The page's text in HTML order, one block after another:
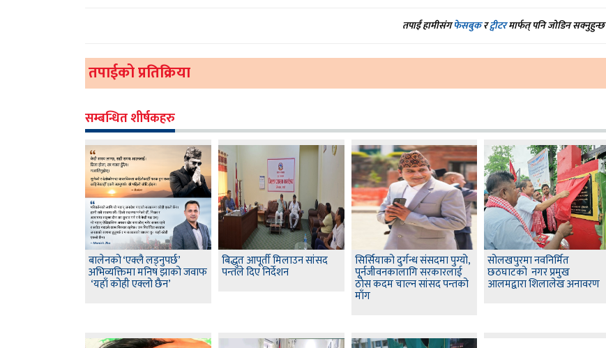
तपाईं हामीसंगफेसबुकरट्वीटरमार्फत् पनि जोडिन सक्नुहुन्छ
तपाईको प्रतिक्रिया
सम्बन्धित शीर्षकहरु
बालेनको ‘एक्लै लड्नुपर्छ’
अभिव्यक्तिमा मनिष झाको जवाफ
‘यहाँ कोही एक्लो छैन’
बिद्धुत आपूर्ती मिलाउन सांसद
पन्तले दिए निर्देशन
सिर्सियाको दुर्गन्ध संसदमा पुग्यो,
पूर्नजीवनकालागि सरकारलाई
ठोस कदम चाल्न सांसद पन्तको
माँग
सोलखपुरमा नवनिर्मित
छठघाटको नगर प्रमुख
आलमद्वारा शिलालेख अनावरण